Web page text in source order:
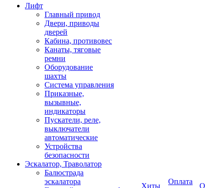
Лифт
Главный привод
Двери, приводы
дверей
Кабина, противовес
Канаты, тяговые
ремни
Оборудование
шахты
Система управления
Приказные,
вызывные,
индикаторы
Пускатели, реле,
выключатели
автоматические
Устройства
безопасности
Эскалатор, Траволатор
Балюстрада
эскалатора
Хиты
Оплата
О